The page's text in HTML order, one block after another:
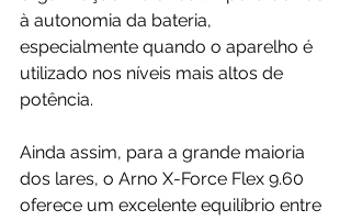
à autonomia da bateria,
especialmente quando o aparelho é
utilizado nos níveis mais altos de
potência.
Ainda assim, para a grande maioria
dos lares, o Arno X-Force Flex 9.60
oferece um excelente equilíbrio entre